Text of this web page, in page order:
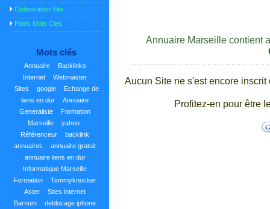
Optimisation Site
Poids Mots Cles
Mots clés
Annuaire
Backlinks
Internet
Webmaster
Sites
google
Echange de
liens en dur
Annuaire
Generaliste
Formation
Marseille
yahoo
Référenceur
backlink
annuaires
annuaire gratuit
annuaire liens en dur
Informatique Marseille
Formation
Tommyknocker
Aster
Sites internet
Barnum
deblocage iphone
Annuaire Marseille contient
Aucun Site ne s'est encore
Profitez-en pour être